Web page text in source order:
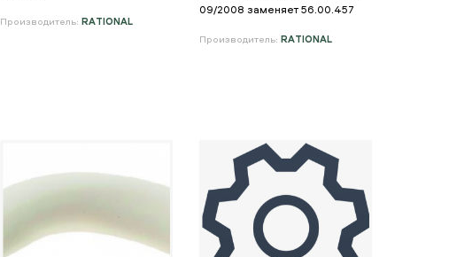
Производитель: RATIONAL
09/2008 заменяет 56.00.457
Производитель: RATIONAL